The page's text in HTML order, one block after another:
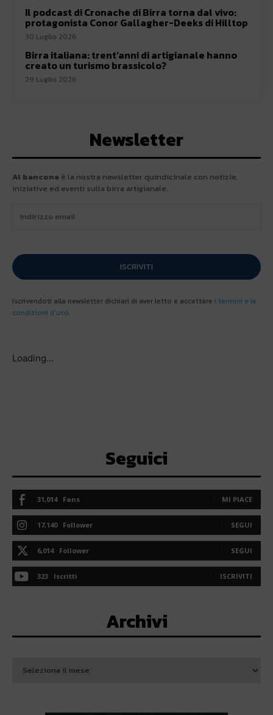
Il podcast di Cronache di Birra torna dal vivo:
protagonista Conor Gallagher-Deeks di Hilltop
30 Luglio 2026
Birra italiana: trent’anni di artigianale hanno
creato un turismo brassicolo?
29 Luglio 2026
Newsletter
Al bancone è la nostra newsletter quindicinale con notizie,
iniziative ed eventi sulla birra artigianale.
ISCRIVITI
Iscrivendoti alla newsletter dichiari di aver letto e accettare i termini e le
condizioni d'uso.
Loading...
Seguici
31,014 Fans MI PIACE
17,140 Follower SEGUI
6,014 Follower SEGUI
323 Iscritti ISCRIVITI
Archivi